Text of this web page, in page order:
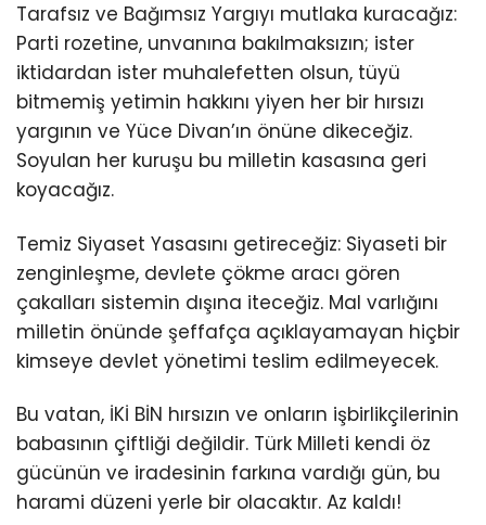
Tarafsız ve Bağımsız Yargıyı mutlaka kuracağız:
Parti rozetine, unvanına bakılmaksızın; ister
iktidardan ister muhalefetten olsun, tüyü
bitmemiş yetimin hakkını yiyen her bir hırsızı
yargının ve Yüce Divan’ın önüne dikeceğiz.
Soyulan her kuruşu bu milletin kasasına geri
koyacağız.
Temiz Siyaset Yasasını getireceğiz: Siyaseti bir
zenginleşme, devlete çökme aracı gören
çakalları sistemin dışına iteceğiz. Mal varlığını
milletin önünde şeffafça açıklayamayan hiçbir
kimseye devlet yönetimi teslim edilmeyecek.
Bu vatan, İKİ BİN hırsızın ve onların işbirlikçilerinin
babasının çiftliği değildir. Türk Milleti kendi öz
gücünün ve iradesinin farkına vardığı gün, bu
harami düzeni yerle bir olacaktır. Az kaldı!